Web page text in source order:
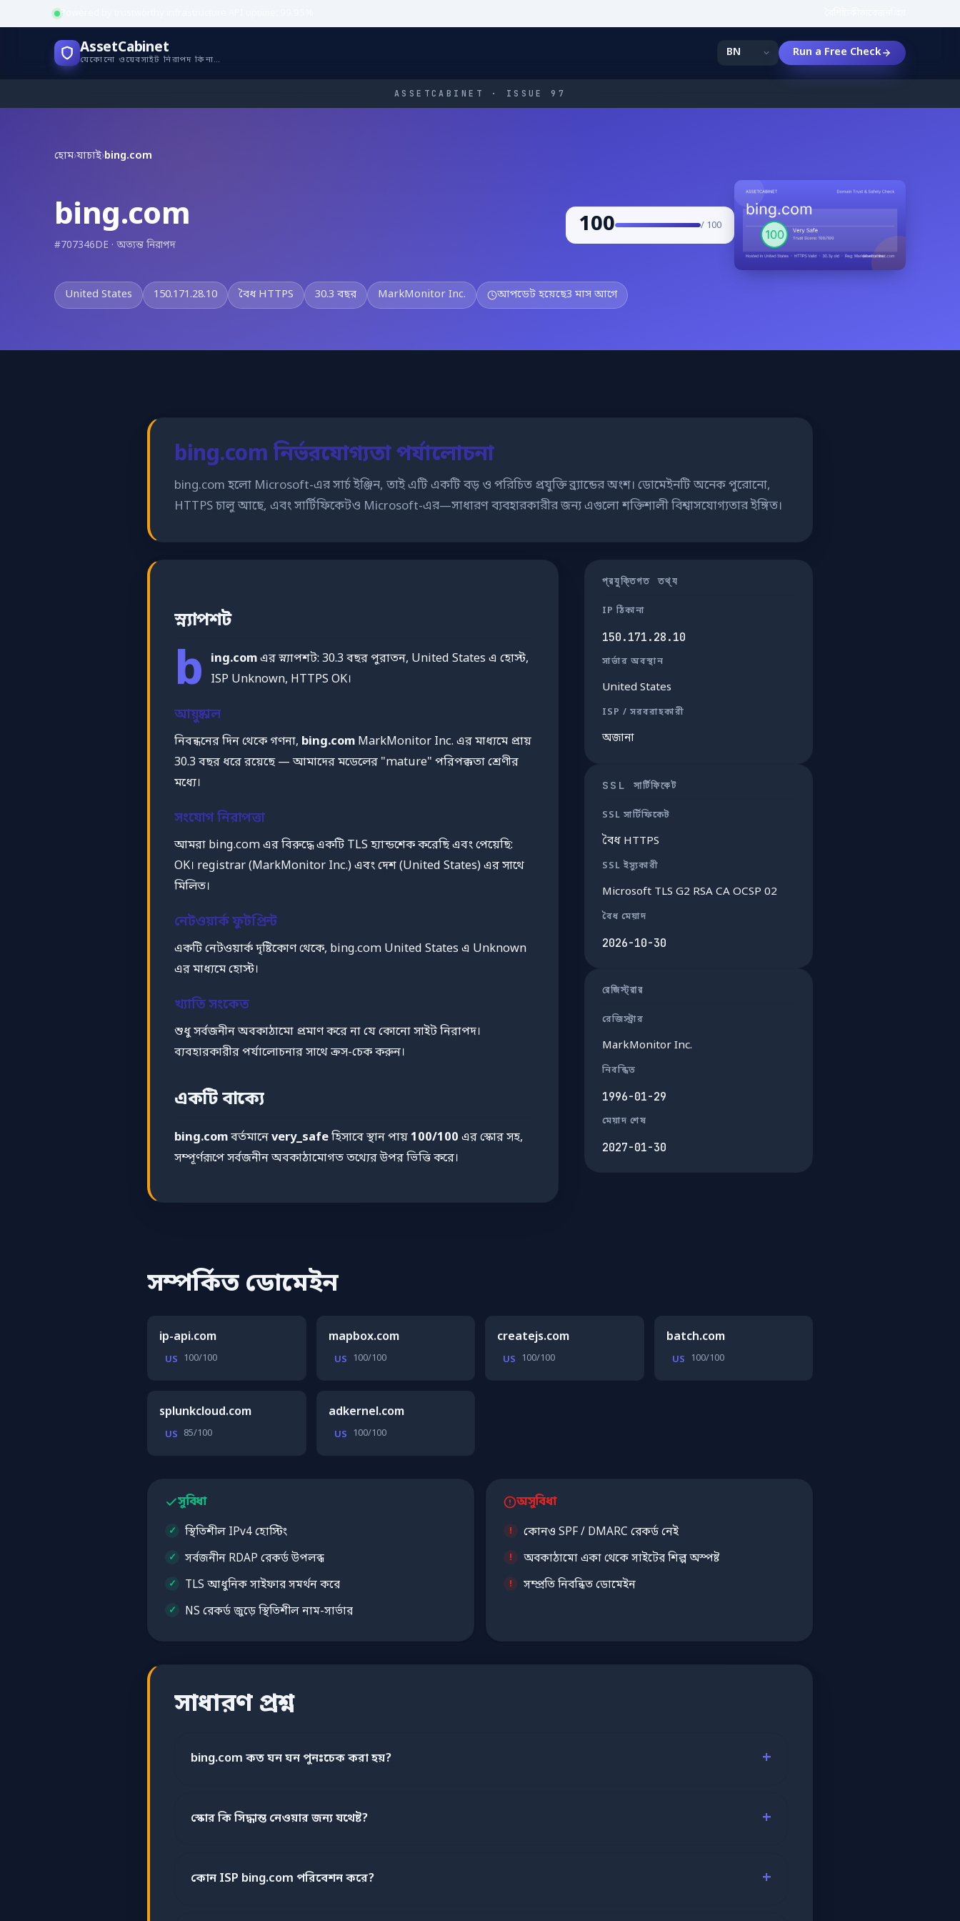
Powered by trustworthy infrastructure
AssetCabinet
যেকোনো ওয়েবসাইট নিরাপদ কিনা যাচাই করুন
Run a Free Check
ASSETCABINET · ISSUE 97
হোম›যাচাই›bing.com
bing.com
#707346DE · অত্যন্ত নিরাপদ
100 / 100
United States 150.171.28.10 বৈধ HTTPS 30.3 বছর MarkMonitor Inc. আপডেট হয়েছে3 মাস আগে
bing.com নির্ভরযোগ্যতা পর্যালোচনা
bing.com হলো Microsoft-এর সার্চ ইঞ্জিন, তাই এটি একটি বড় ও পরিচিত প্রযুক্তি ব্র্যান্ডের অংশ। ডোমেইনটি অনেক পুরোনো,
HTTPS চালু আছে, এবং সার্টিফিকেটও Microsoft-এর—সাধারণ ব্যবহারকারীর জন্য এগুলো শক্তিশালী বিশ্বাসযোগ্যতার ইঙ্গিত।
স্ন্যাপশট
b ing.comএর স্ন্যাপশট: 30.3 বছর পুরাতন, United States এ হোস্ট,
ISP Unknown, HTTPS OK।
আয়ুষ্কাল
নিবন্ধনের দিন থেকে গণনা, bing.com MarkMonitor Inc. এর মাধ্যমে প্রায়
30.3 বছর ধরে রয়েছে — আমাদের মডেলের "mature" পরিপক্কতা শ্রেণীর
মধ্যে।
সংযোগ নিরাপত্তা
আমরা bing.com এর বিরুদ্ধে একটি TLS হ্যান্ডশেক করেছি এবং পেয়েছি:
OK। registrar (MarkMonitor Inc.) এবং দেশ (United States) এর সাথে
মিলিত।
নেটওয়ার্ক ফুটপ্রিন্ট
একটি নেটওয়ার্ক দৃষ্টিকোণ থেকে, bing.com United States এ Unknown
এর মাধ্যমে হোস্ট।
খ্যাতি সংকেত
শুধু সর্বজনীন অবকাঠামো প্রমাণ করে না যে কোনো সাইট নিরাপদ।
ব্যবহারকারীর পর্যালোচনার সাথে ক্রস-চেক করুন।
একটি বাক্যে
bing.comবর্তমানেvery_safeহিসাবে স্থান পায়100/100 এর স্কোর সহ,
সম্পূর্ণরূপে সর্বজনীন অবকাঠামোগত তথ্যের উপর ভিত্তি করে।
প্রযুক্তিগত তথ্য
IP ঠিকানা
150.171.28.10
সার্ভার অবস্থান
United States
ISP / সরবরাহকারী
অজানা
SSL সার্টিফিকেট
SSL সার্টিফিকেট
বৈধ HTTPS
SSL ইস্যুকারী
Microsoft TLS G2 RSA CA OCSP 02
বৈধ মেয়াদ
2026-10-30
রেজিস্ট্রার
রেজিস্ট্রার
MarkMonitor Inc.
নিবন্ধিত
1996-01-29
মেয়াদ শেষ
2027-01-30
সম্পর্কিত ডোমেইন
ip-api.com
US 100/100
mapbox.com
US 100/100
createjs.com
US 100/100
batch.com
US 100/100
splunkcloud.com
US 85/100
adkernel.com
US 100/100
সুবিধা
স্থিতিশীল IPv4 হোস্টিং
সর্বজনীন RDAP রেকর্ড উপলব্ধ
TLS আধুনিক সাইফার সমর্থন করে
NS রেকর্ড জুড়ে স্থিতিশীল নাম-সার্ভার
অসুবিধা
কোনও SPF / DMARC রেকর্ড নেই
অবকাঠামো একা থেকে সাইটের শিল্প অস্পষ্ট
সম্প্রতি নিবন্ধিত ডোমেইন
সাধারণ প্রশ্ন
bing.com কত ঘন ঘন পুনঃচেক করা হয়?
স্কোর কি সিদ্ধান্ত নেওয়ার জন্য যথেষ্ট?
কোন ISP bing.com পরিবেশন করে?